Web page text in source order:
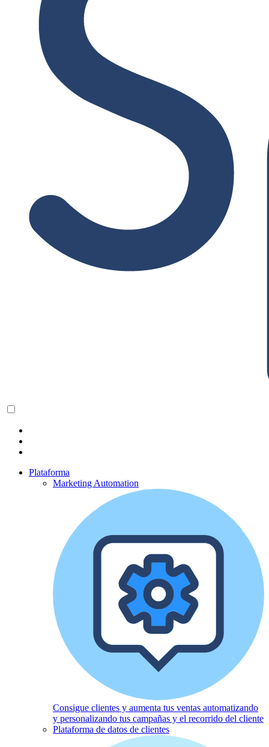
Plataforma
Marketing Automation
Consigue clientes y aumenta tus ventas automatizando
y personalizando tus campañas y el recorrido del cliente
Plataforma de datos de clientes